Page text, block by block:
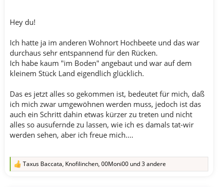
Hey du!
Ich hatte ja im anderen Wohnort Hochbeete und das war
durchaus sehr entspannend für den Rücken.
Ich habe kaum "im Boden" angebaut und war auf dem
kleinem Stück Land eigendlich glücklich.
Das es jetzt alles so gekommen ist, bedeutet für mich, daß
ich mich zwar umgewöhnen werden muss, jedoch ist das
auch ein Schritt dahin etwas kürzer zu treten und nicht
alles so ausufernde zu lassen, wie ich es damals tat-wir
werden sehen, aber ich freue mich....
R
Taxus Baccata, Knofilinchen, 00Moni00 und 3 andere